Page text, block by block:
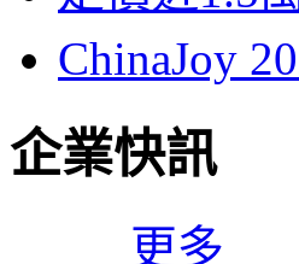
ChinaJoy
企業快訊
更多